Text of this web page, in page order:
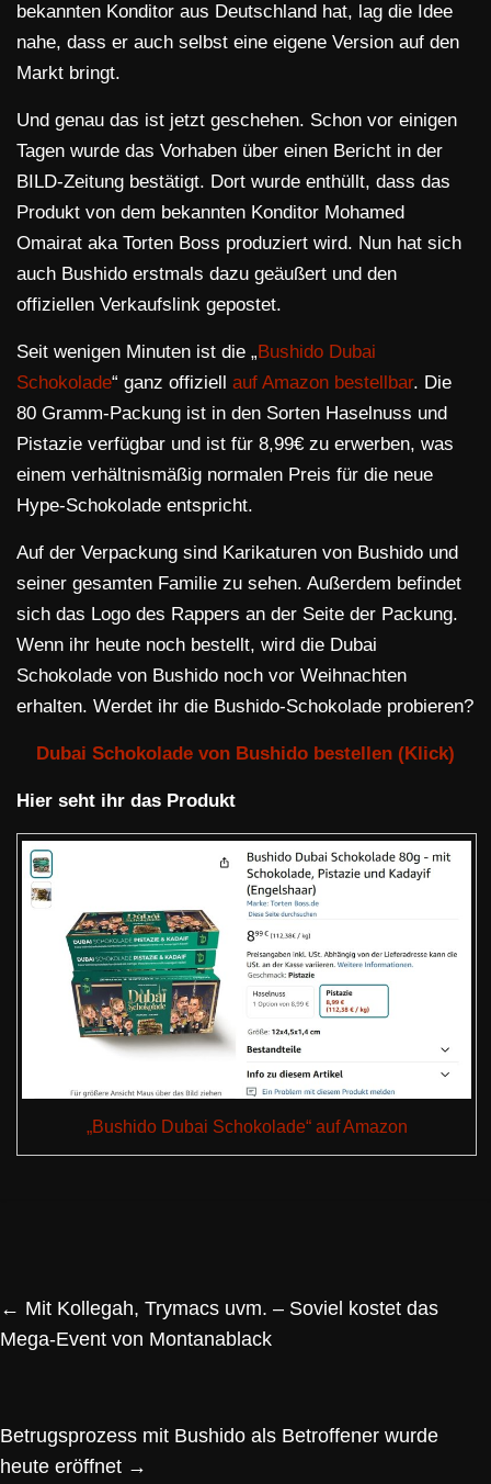
bekannten Konditor aus Deutschland hat, lag die Idee
nahe, dass er auch selbst eine eigene Version auf den
Markt bringt.
Und genau das ist jetzt geschehen. Schon vor einigen
Tagen wurde das Vorhaben über einen Bericht in der
BILD-Zeitung bestätigt. Dort wurde enthüllt, dass das
Produkt von dem bekannten Konditor Mohamed
Omairat aka Torten Boss produziert wird. Nun hat sich
auch Bushido erstmals dazu geäußert und den
offiziellen Verkaufslink gepostet.
Seit wenigen Minuten ist die „ Bushido Dubai
Schokolade“ ganz offiziell auf Amazon bestellbar. Die
80 Gramm-Packung ist in den Sorten Haselnuss und
Pistazie verfügbar und ist für 8,99€ zu erwerben, was
einem verhältnismäßig normalen Preis für die neue
Hype-Schokolade entspricht.
Auf der Verpackung sind Karikaturen von Bushido und
seiner gesamten Familie zu sehen. Außerdem befindet
sich das Logo des Rappers an der Seite der Packung.
Wenn ihr heute noch bestellt, wird die Dubai
Schokolade von Bushido noch vor Weihnachten
erhalten. Werdet ihr die Bushido-Schokolade probieren?
Dubai Schokolade von Bushido bestellen (Klick)
Hier seht ihr das Produkt
„Bushido Dubai Schokolade“ auf Amazon
← Mit Kollegah, Trymacs uvm. – Soviel kostet das
Mega-Event von Montanablack
Betrugsprozess mit Bushido als Betroffener wurde
heute eröffnet →